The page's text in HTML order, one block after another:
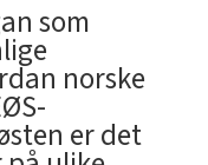
som
norske
er det